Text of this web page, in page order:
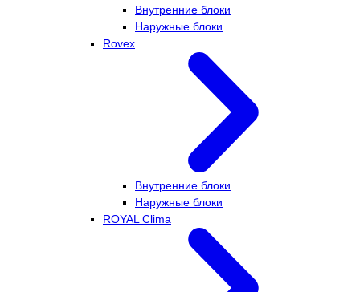
Внутренние блоки
Наружные блоки
Rovex
Внутренние блоки
Наружные блоки
ROYAL Clima